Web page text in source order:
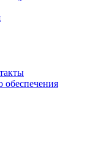
обеспечения